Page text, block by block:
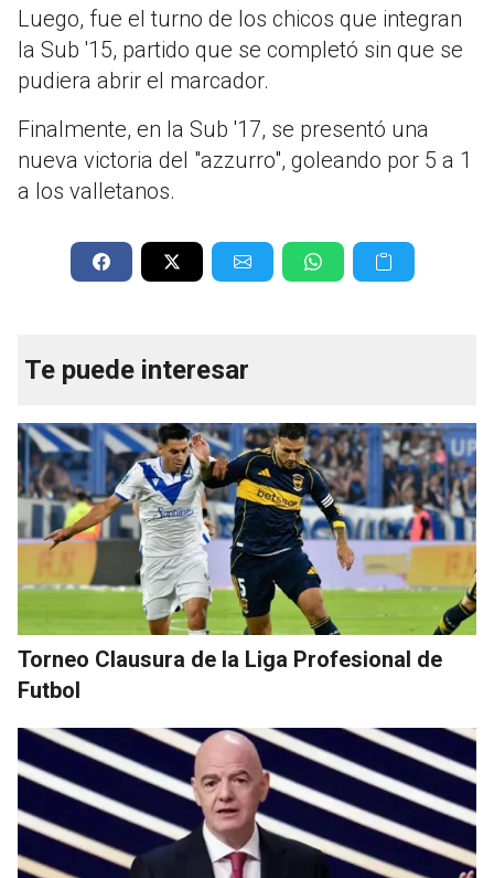
Luego, fue el turno de los chicos que integran
la Sub '15, partido que se completó sin que se
pudiera abrir el marcador.
Finalmente, en la Sub '17, se presentó una
nueva victoria del "azzurro", goleando por 5 a 1
a los valletanos.
Te puede interesar
Torneo Clausura de la Liga Profesional de
Futbol